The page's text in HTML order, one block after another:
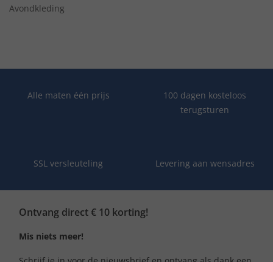
Avondkleding
Alle maten één prijs
100 dagen kosteloos
terugsturen
SSL versleuteling Levering aan wensadres
Ontvang direct € 10 korting!
Mis niets meer!